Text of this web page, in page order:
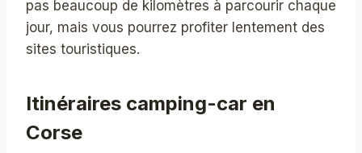
pas beaucoup de kilomètres à parcourir chaque
jour, mais vous pourrez profiter lentement des
sites touristiques.
Itinéraires camping-car en
Corse